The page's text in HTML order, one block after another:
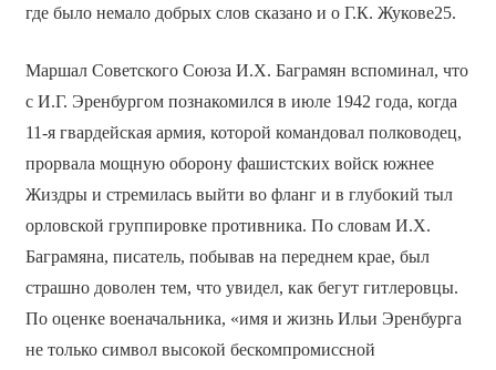
где было немало добрых слов сказано и о Г.К. Жукове25.
Маршал Советского Союза И.Х. Баграмян вспоминал, что
с И.Г. Эренбургом познакомился в июле 1942 года, когда
11-я гвардейская армия, которой командовал полководец,
прорвала мощную оборону фашистских войск южнее
Жиздры и стремилась выйти во фланг и в глубокий тыл
орловской группировке противника. По словам И.Х.
Баграмяна, писатель, побывав на переднем крае, был
страшно доволен тем, что увидел, как бегут гитлеровцы.
По оценке военачальника, «имя и жизнь Ильи Эренбурга
не только символ высокой бескомпромиссной